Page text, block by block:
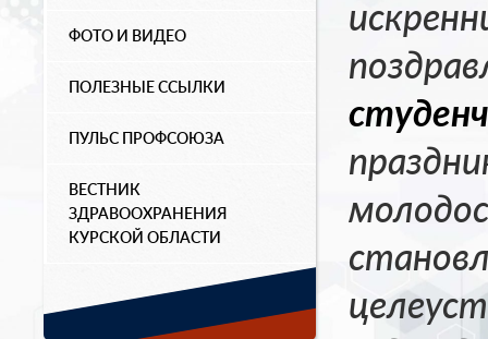
ФОТО И ВИДЕО
ПОЛЕЗНЫЕ ССЫЛКИ
ПУЛЬС ПРОФСОЮЗА
ВЕСТНИК
ЗДРАВООХРАНЕНИЯ
КУРСКОЙ ОБЛАСТИ